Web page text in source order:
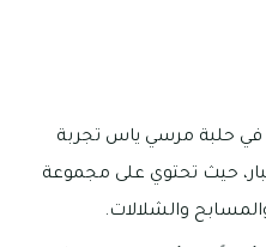
في حلبة مرسي ياس تجربة
حيث تحتوي على مجموعة
والشلالات.